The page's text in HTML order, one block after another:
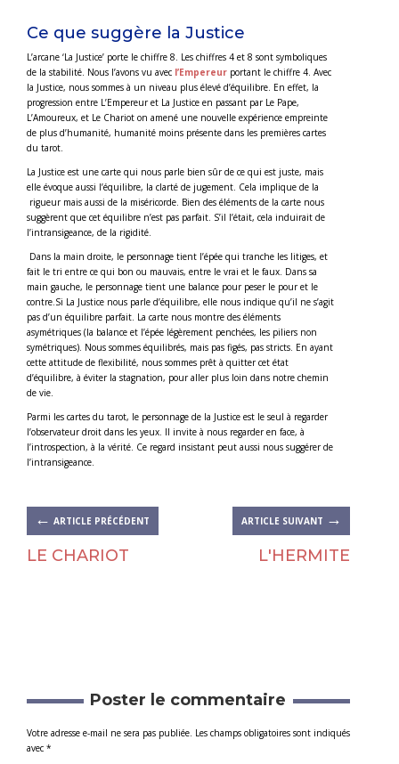
Ce que suggère la Justice
L’arcane ‘La Justice’ porte le chiffre 8. Les chiffres 4 et 8 sont symboliques
de la stabilité. Nous l’avons vu avec l’Empereur portant le chiffre 4. Avec
la Justice, nous sommes à un niveau plus élevé d’équilibre. En effet, la
progression entre L’Empereur et La Justice en passant par Le Pape,
L’Amoureux, et Le Chariot on amené une nouvelle expérience empreinte
de plus d’humanité, humanité moins présente dans les premières cartes
du tarot.
La Justice est une carte qui nous parle bien sûr de ce qui est juste, mais
elle évoque aussi l’équilibre, la clarté de jugement. Cela implique de la
rigueur mais aussi de la miséricorde. Bien des éléments de la carte nous
suggèrent que cet équilibre n’est pas parfait. S’il l’était, cela induirait de
l’intransigeance, de la rigidité.
Dans la main droite, le personnage tient l’épée qui tranche les litiges, et
fait le tri entre ce qui bon ou mauvais, entre le vrai et le faux. Dans sa
main gauche, le personnage tient une balance pour peser le pour et le
contre.Si La Justice nous parle d’équilibre, elle nous indique qu’il ne s’agit
pas d’un équilibre parfait. La carte nous montre des éléments
asymétriques (la balance et l’épée légèrement penchées, les piliers non
symétriques). Nous sommes équilibrés, mais pas figés, pas stricts. En ayant
cette attitude de flexibilité, nous sommes prêt à quitter cet état
d’équilibre, à éviter la stagnation, pour aller plus loin dans notre chemin
de vie.
Parmi les cartes du tarot, le personnage de la Justice est le seul à regarder
l’observateur droit dans les yeux. Il invite à nous regarder en face, à
l’introspection, à la vérité. Ce regard insistant peut aussi nous suggérer de
l’intransigeance.
← ARTICLE PRÉCÉDENT
LE CHARIOT
ARTICLE SUIVANT →
L'HERMITE
Poster le commentaire
Votre adresse e-mail ne sera pas publiée. Les champs obligatoires sont indiqués
avec *